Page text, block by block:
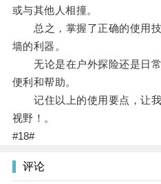
或与其他人相撞。
总之，掌握了正确的使用技
墙的利器。
无论是在户外探险还是日常
便利和帮助。
记住以上的使用要点，让我
视野！。
#18#
评论